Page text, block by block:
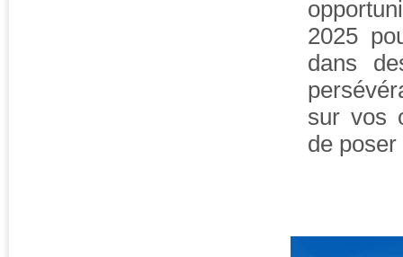
2025
dans
sur vos
de